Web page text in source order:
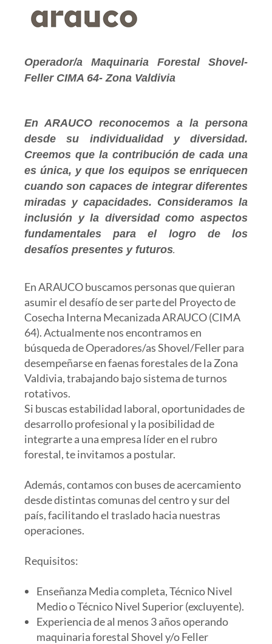
Operador/a Maquinaria Forestal Shovel-
Feller CIMA 64- Zona Valdivia
En ARAUCO re­conocemos a la persona
desde su individualidad y diversidad.
Creemos que la contribución de cada una
es única, y que los equipos se enriquecen
cuando son capaces de integrar diferentes
miradas y capacidades. Consideramos la
inclusión y la diversidad como aspectos
fundamentales para el logro de los
desafíos presentes y futuros.
En ARAUCO buscamos personas que quieran
asumir el desafío de ser parte del Proyecto de
Cosecha Interna Mecanizada ARAUCO (CIMA
64). Actualmente nos encontramos en
búsqueda de Operadores/as Shovel/Feller para
desempeñarse en faenas forestales de la Zona
Valdivia, trabajando bajo sistema de turnos
rotativos.
Si buscas estabilidad laboral, oportunidades de
desarrollo profesional y la posibilidad de
integrarte a una empresa líder en el rubro
forestal, te invitamos a postular.
Además, contamos con buses de acercamiento
desde distintas comunas del centro y sur del
país, facilitando el traslado hacia nuestras
operaciones.
Requisitos:
Enseñanza Media completa, Técnico Nivel
Medio o Técnico Nivel Superior (excluyente).
Experiencia de al menos 3 años operando
maquinaria forestal Shovel y/o Feller